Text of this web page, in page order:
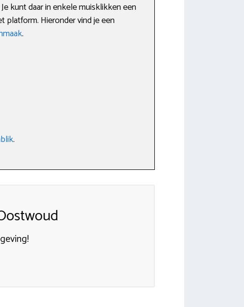
kunt daar in enkele muisklikken een
platform. Hieronder vind je een
.
.